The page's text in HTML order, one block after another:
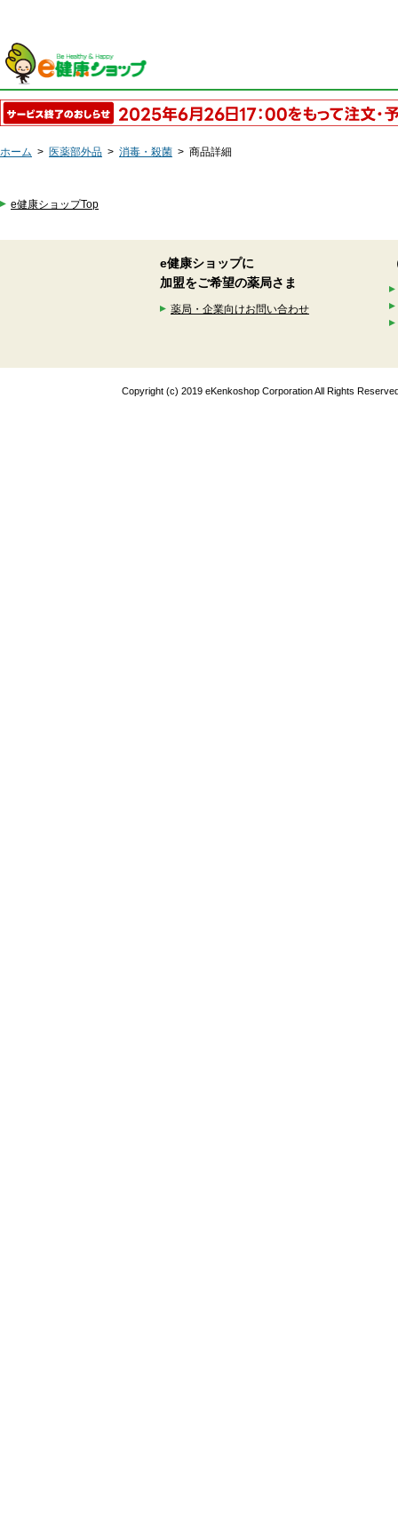
ホーム > 医薬部外品 > 消毒・殺菌 > 商品詳細
e健康ショップTop
e健康ショップに
加盟をご希望の薬局さま
薬局・企業向けお問い合わせ
Copyright (c) 2019 eKenkoshop Corporation All Rights